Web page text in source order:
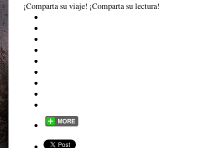
¡Comparta su viaje! ¡Comparta su lectura!